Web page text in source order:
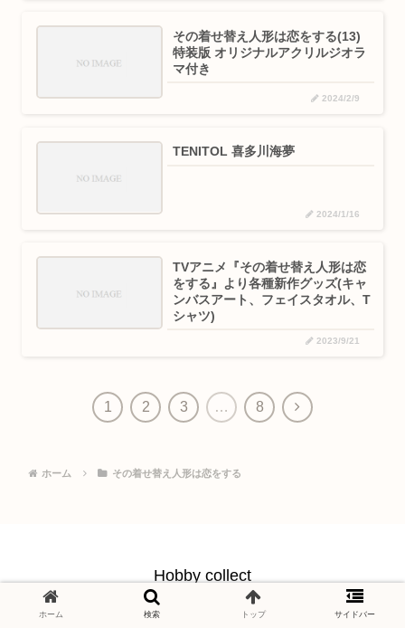
その着せ替え人形は恋をする(13)
特装版 オリジナルアクリルジオラ
マ付き
2024/2/9
TENITOL 喜多川海夢
2024/1/16
TVアニメ『その着せ替え人形は恋
をする』より各種新作グッズ(キャ
ンバスアート、フェイスタオル、T
シャツ)
2023/9/21
1 2 3 … 8
ホーム その着せ替え人形は恋をする
Hobby collect
© 2021 Hobby collect.
ホーム 検索 トップ サイドバー